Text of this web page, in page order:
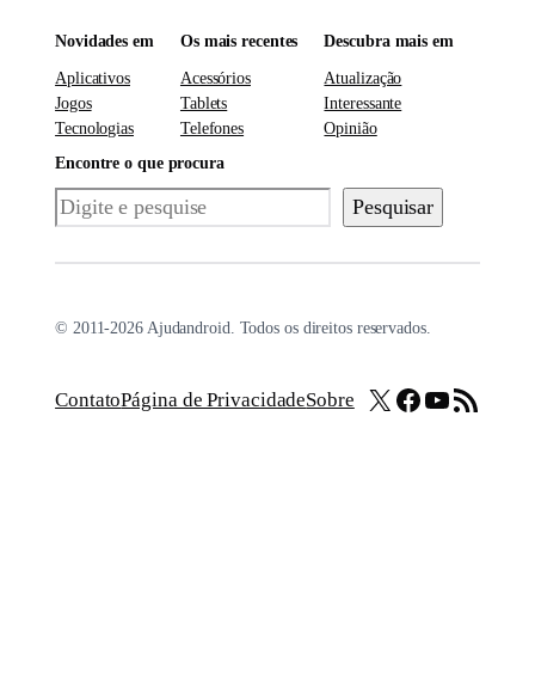
Novidades em
Aplicativos
Jogos
Tecnologias
Os mais recentes
Acessórios
Tablets
Telefones
Descubra mais em
Atualização
Interessante
Opinião
Encontre o que procura
Pesquisar Pesquisar
© 2011-2026 Ajudandroid. Todos os direitos reservados.
ContatoPágina de PrivacidadeSobre X Facebook
Youtube
Feed RSS